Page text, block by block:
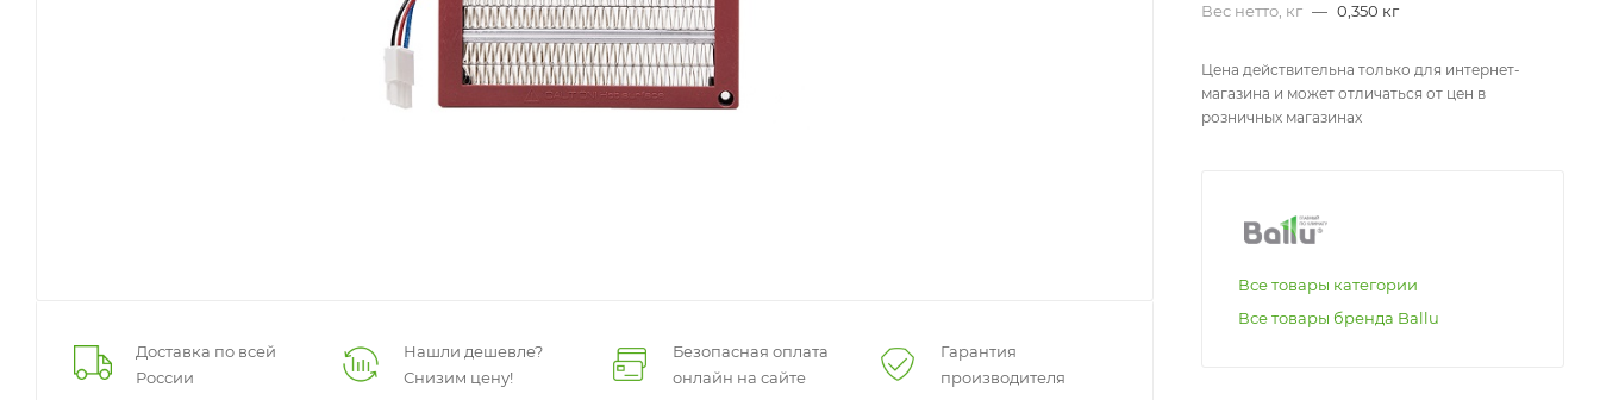
Доставка по всей
России
Нашли дешевле?
Снизим цену!
Безопасная оплата
онлайн на сайте
Гарантия
производителя
Вес нетто, кг — 0,350 кг
Цена действительна только для интернет-
магазина и может отличаться от цен в
розничных магазинах
Все товары категории
Все товары бренда Ballu